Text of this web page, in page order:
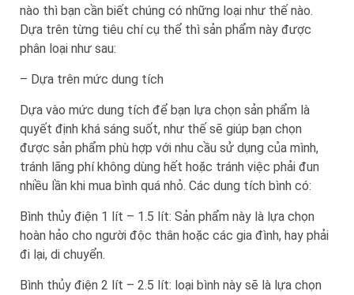
nào thì bạn cần biết chúng có những loại như thế nào.
Dựa trên từng tiêu chí cụ thể thì sản phẩm này được
phân loại như sau:
– Dựa trên mức dung tích
Dựa vào mức dung tích để bạn lựa chọn sản phẩm là
quyết định khá sáng suốt, như thế sẽ giúp bạn chọn
được sản phẩm phù hợp với nhu cầu sử dụng của mình,
tránh lãng phí không dùng hết hoặc tránh việc phải đun
nhiều lần khi mua bình quá nhỏ. Các dung tích bình có:
Bình thủy điện 1 lít – 1.5 lít: Sản phẩm này là lựa chọn
hoàn hảo cho người độc thân hoặc các gia đình, hay phải
đi lại, di chuyển.
Bình thủy điện 2 lít – 2.5 lít: loại bình này sẽ là lựa chọn